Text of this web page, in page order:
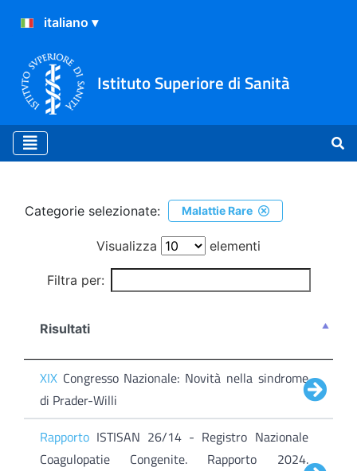
Istituto Superiore di Sanità
Ricerca
Categorie selezionate: Malattie Rare
Visualizza elementi
Filtra per:
Risultati
XIX Congresso Nazionale: Novità nella sindrome
di Prader-Willi
Rapporto ISTISAN 26/14 - Registro Nazionale
Coagulopatie Congenite. Rapporto 2024.